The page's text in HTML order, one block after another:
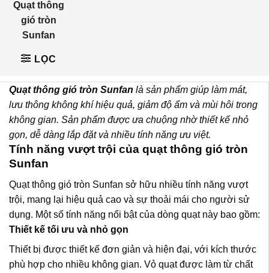
Quạt thông
gió tròn
Sunfan
LỌC
Quạt thông gió tròn Sunfan là sản phẩm giúp làm mát,
lưu thông không khí hiệu quả, giảm độ ẩm và mùi hôi trong
không gian. Sản phẩm được ưa chuộng nhờ thiết kế nhỏ
gọn, dễ dàng lắp đặt và nhiều tính năng ưu việt.
Tính năng vượt trội của quạt thông gió tròn
Sunfan
Quạt thông gió tròn Sunfan sở hữu nhiều tính năng vượt
trội, mang lại hiệu quả cao và sự thoải mái cho người sử
dụng. Một số tính năng nổi bật của dòng quạt này bao gồm:
Thiết kế tối ưu và nhỏ gọn
Thiết bị được thiết kế đơn giản và hiện đại, với kích thước
phù hợp cho nhiều không gian. Vỏ quạt được làm từ chất